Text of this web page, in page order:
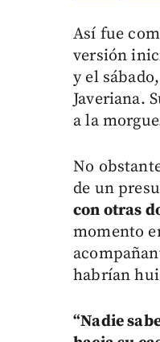
Así fue
versión
y el
Javeriana.
a la
No
de un
con otras
momento
habrían
“Nadie